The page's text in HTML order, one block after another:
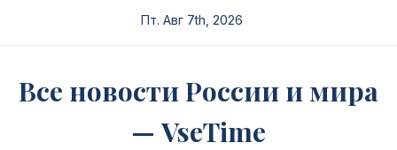
Пт. Авг 7th, 2026
Все новости России и мира
— VseTime